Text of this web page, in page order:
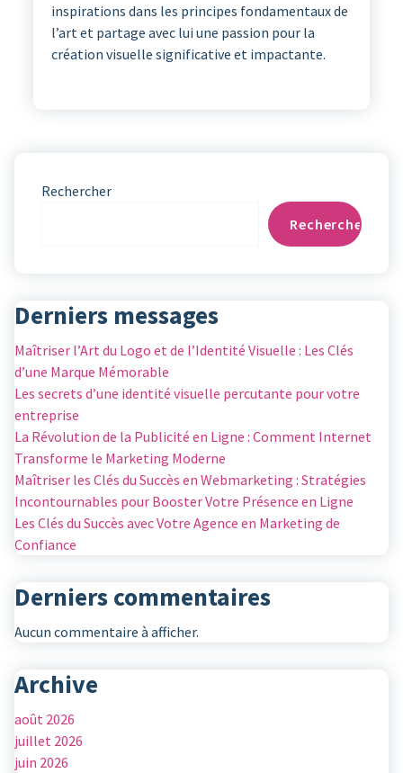
inspirations dans les principes fondamentaux de
l’art et partage avec lui une passion pour la
création visuelle significative et impactante.
Rechercher
Rechercher
Derniers messages
Maîtriser l’Art du Logo et de l’Identité Visuelle : Les Clés
d’une Marque Mémorable
Les secrets d’une identité visuelle percutante pour votre
entreprise
La Révolution de la Publicité en Ligne : Comment Internet
Transforme le Marketing Moderne
Maîtriser les Clés du Succès en Webmarketing : Stratégies
Incontournables pour Booster Votre Présence en Ligne
Les Clés du Succès avec Votre Agence en Marketing de
Confiance
Derniers commentaires
Aucun commentaire à afficher.
Archive
août 2026
juillet 2026
juin 2026